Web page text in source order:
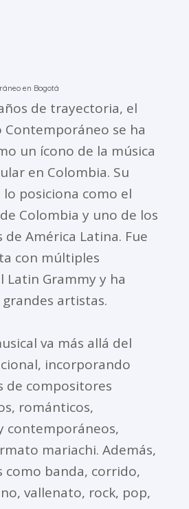
en Bogotá
de trayectoria, el
Contemporáneo se ha
un ícono de la música
en Colombia. Su
posiciona como el
Colombia y uno de los
de América Latina. Fue
con múltiples
Latin Grammy y ha
artistas.
va más allá del
incorporando
de compositores
románticos,
contemporáneos,
mariachi. Además,
como banda, corrido,
vallenato, rock, pop,